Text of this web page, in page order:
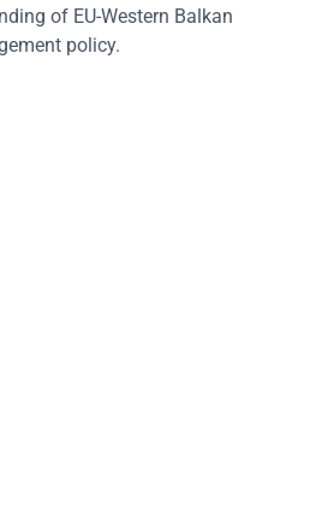
of EU-Western Balkan
policy.